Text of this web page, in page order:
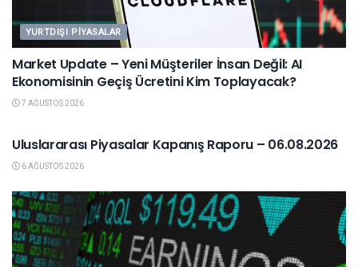
YURTDIŞI PIYASALAR
Market Update – Yeni Müşteriler İnsan Değil: AI
Ekonomisinin Geçiş Ücretini Kim Toplayacak?
7 AĞUSTOS 2026
Uluslararası Piyasalar Kapanış Raporu – 06.08.2026
6 AĞUSTOS 2026